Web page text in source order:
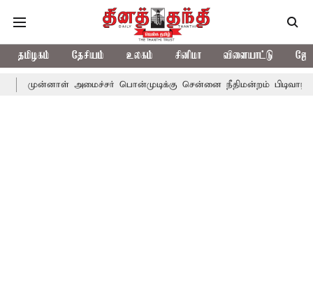
தமிழகம் தேசியம் உலகம் சினிமா விளையாட்டு
அமைச்சர் பொன்முடிக்கு சென்னை நீதிமன்றம் பிடிவாராண்ட்